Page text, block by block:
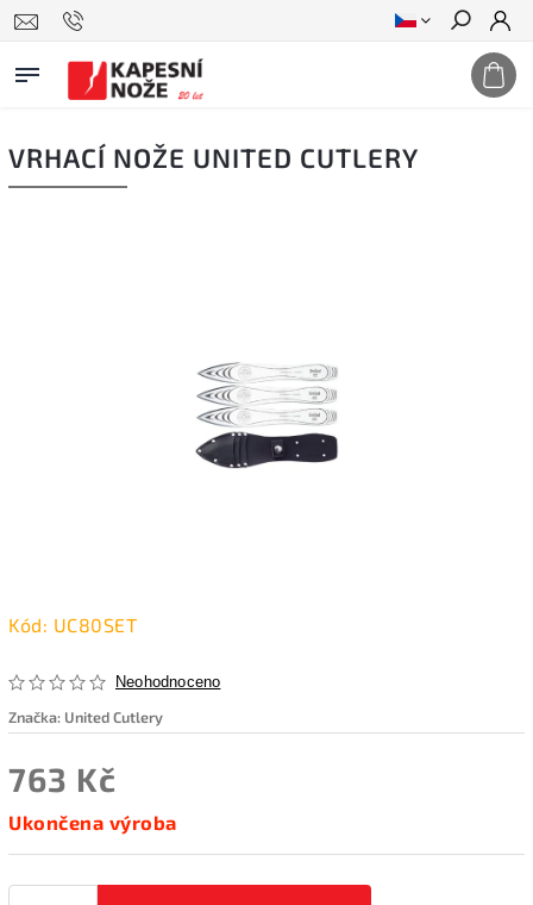
Hledat
VRHACÍ NOŽE UNITED CUTLERY
Kód: UC80SET
Neohodnoceno
Značka: United Cutlery
763 Kč
Ukončena výroba